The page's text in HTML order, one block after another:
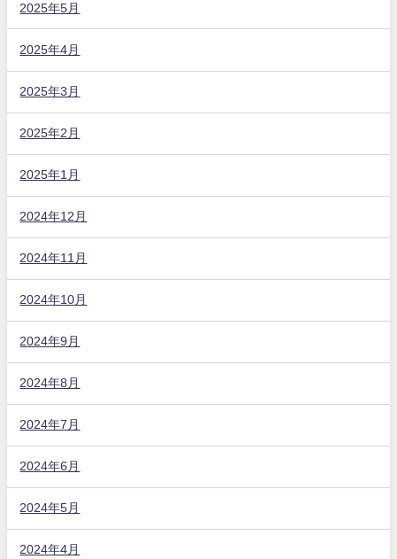
2025年5月
2025年4月
2025年3月
2025年2月
2025年1月
2024年12月
2024年11月
2024年10月
2024年9月
2024年8月
2024年7月
2024年6月
2024年5月
2024年4月